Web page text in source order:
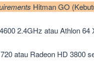
Hitman GO
2.4GHz atau Athlon
atau Radeon HD 3800